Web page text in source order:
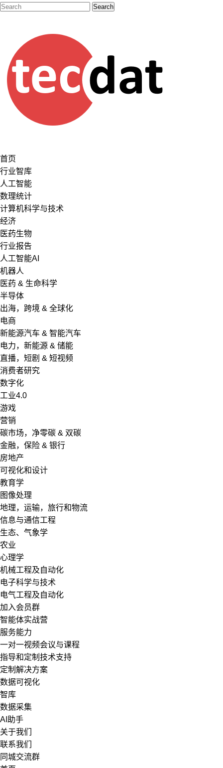
首页
行业智库
人工智能
数理统计
计算机科学与技术
经济
医药生物
行业报告
人工智能AI
机器人
医药 & 生命科学
半导体
出海，跨境 & 全球化
电商
新能源汽车 & 智能汽车
电力，新能源 & 储能
直播，短剧 & 短视频
消费者研究
数字化
工业4.0
游戏
营销
碳市场，净零碳 & 双碳
金融，保险 & 银行
房地产
可视化和设计
教育学
图像处理
地理，运输，旅行和物流
信息与通信工程
生态、气象学
农业
心理学
机械工程及自动化
电子科学与技术
电气工程及自动化
加入会员群
智能体实战营
服务能力
一对一视频会议与课程
指导和定制技术支持
定制解决方案
数据可视化
智库
数据采集
AI助手
关于我们
联系我们
同城交流群